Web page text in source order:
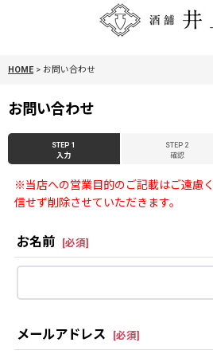
HOME > お問い合わせ
お問い合わせ
STEP 1
入力
STEP 2
確認
※当店への営業目的のご記載はご遠慮
信せず削除させていただきます。
お名前 [必須]
メールアドレス [必須]